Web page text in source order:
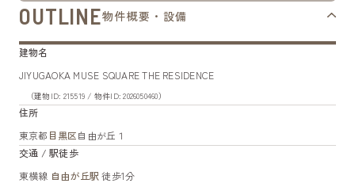
OUTLINE物件概要・設備
建物名
JIYUGAOKA MUSE SQUARE THE RESIDENCE
（建物ID: 215519 / 物件ID: 2026050460）
住所
東京都 目黒区自由が丘１
交通 / 駅徒歩
東横線 自由が丘駅 徒歩1分